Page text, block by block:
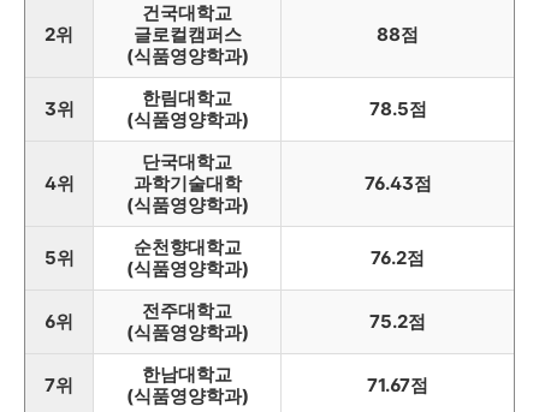
2위
건국대학교
글로컬캠퍼스
(식품영양학과)
88점
3위
한림대학교
(식품영양학과)
78.5점
4위
단국대학교
과학기술대학
(식품영양학과)
76.43점
5위
순천향대학교
(식품영양학과)
76.2점
6위
전주대학교
(식품영양학과)
75.2점
7위
한남대학교
(식품영양학과)
71.67점